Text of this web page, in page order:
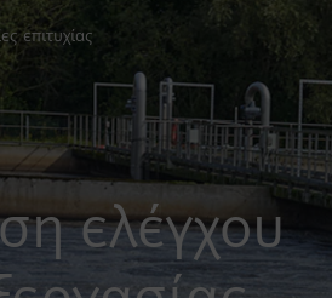
επιτυχίας
ελέγχου